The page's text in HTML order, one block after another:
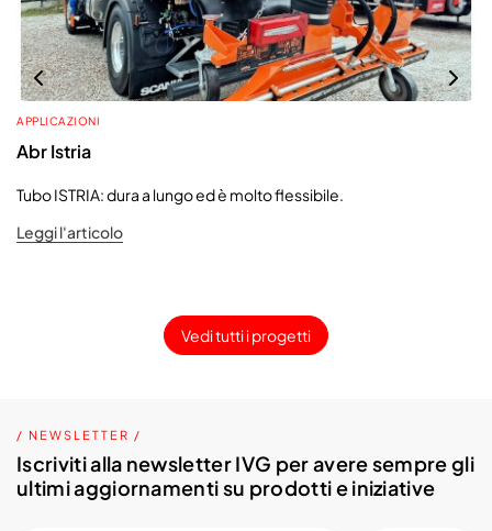
APPLICAZIONI
Abr Istria
Tubo ISTRIA: dura a lungo ed è molto flessibile.
Leggi l'articolo
Vedi tutti i progetti
/ NEWSLETTER /
Iscriviti alla newsletter IVG per avere sempre gli
ultimi aggiornamenti su prodotti e iniziative